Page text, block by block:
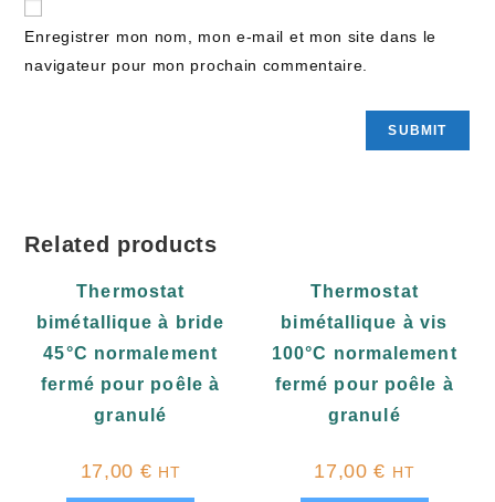
Enregistrer mon nom, mon e-mail et mon site dans le
navigateur pour mon prochain commentaire.
Related products
Thermostat
bimétallique à bride
45°C normalement
fermé pour poêle à
granulé
17,00 € HT
Thermostat
bimétallique à vis
100°C normalement
fermé pour poêle à
granulé
17,00€ HT